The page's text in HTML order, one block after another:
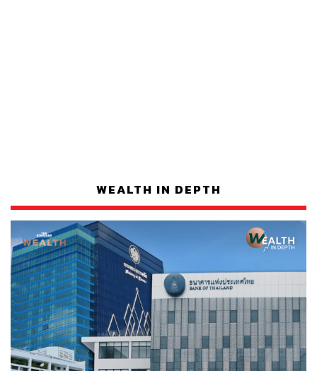
WEALTH IN DEPTH